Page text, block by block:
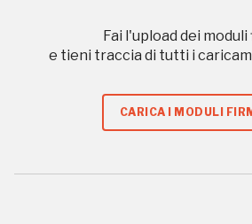
Fai l'upload dei
e tieni traccia di tutti i
CARICA I MODULI
più bella,